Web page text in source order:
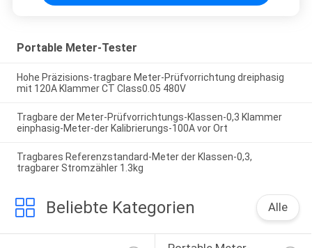
Portable Meter-Tester
Hohe Präzisions-tragbare Meter-Prüfvorrichtung dreiphasig
mit 120A Klammer CT Class0.05 480V
Tragbare der Meter-Prüfvorrichtungs-Klassen-0,3 Klammer
einphasig-Meter-der Kalibrierungs-100A vor Ort
Tragbares Referenzstandard-Meter der Klassen-0,3,
tragbarer Stromzähler 1.3kg
Beliebte Kategorien Alle